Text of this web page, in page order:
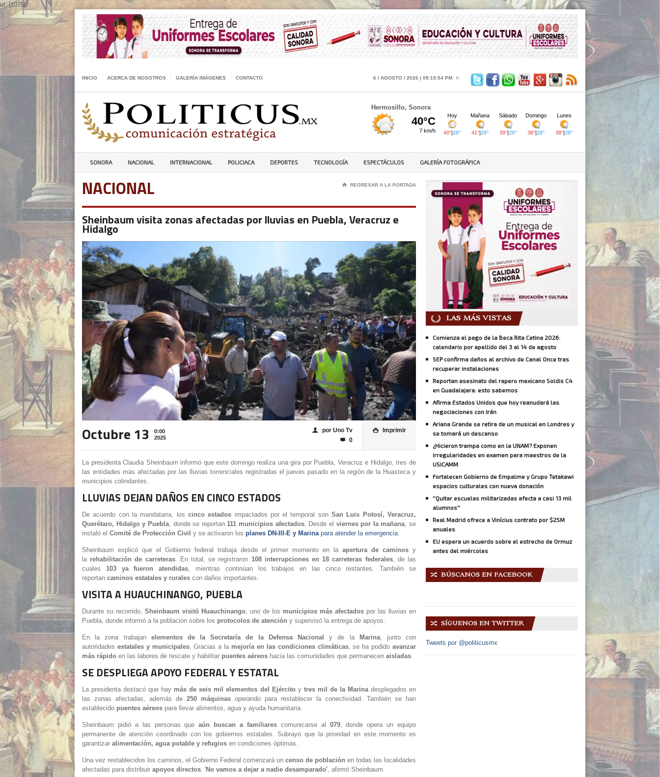
id: |10750
INICIO ACERCA DE NOSOTROS GALERÍA IMÁGENES CONTACTO 6 / AGOSTO / 2026 | 09:19:55 PM
Hermosillo, Sonora
SONORA NACIONAL INTERNACIONAL POLICIACA DEPORTES TECNOLOGÍA ESPECTÁCULOS GALERÍA FOTOGRÁFICA
NACIONAL ⌂ REGRESAR A LA PORTADA
Sheinbaum visita zonas afectadas por lluvias en Puebla, Veracruz e
Hidalgo
Octubre 13
0:00
2025
 Imprimir
👤 por Uno Tv
 0
La presidenta Claudia Sheinbaum informó que este domingo realiza una gira por Puebla, Veracruz e Hidalgo, tres de
las entidades más afectadas por las lluvias torrenciales registradas el jueves pasado en la región de la Huasteca y
municipios colindantes.
LLUVIAS DEJAN DAÑOS EN CINCO ESTADOS
De acuerdo con la mandataria, los cinco estados impactados por el temporal son San Luis Potosí, Veracruz,
Querétaro, Hidalgo y Puebla, donde se reportan 111 municipios afectados. Desde el viernes por la mañana, se
instaló el Comité de Protección Civil y se activaron los planes DN-III-E y Marina para atender la emergencia.
Sheinbaum explicó que el Gobierno federal trabaja desde el primer momento en la apertura de caminos y
la rehabilitación de carreteras. En total, se registraron 108 interrupciones en 18 carreteras federales, de las
cuales
103 ya fueron atendidas, mientras continúan los trabajos en las cinco restantes. También se
reportan caminos estatales y rurales con daños importantes.
VISITA A HUAUCHINANGO, PUEBLA
Durante su recorrido, Sheinbaum visitó Huauchinango, uno de los municipios más afectados por las lluvias en
Puebla, donde informó a la población sobre los protocolos de atención y supervisó la entrega de apoyos.
En la zona trabajan elementos de la Secretaría de la Defensa Nacional y de la Marina, junto con
autoridades estatales y municipales. Gracias a la mejoría en las condiciones climáticas, se ha podido avanzar
más rápido en las labores de rescate y habilitar puentes aéreos hacia las comunidades que permanecen aisladas.
SE DESPLIEGA APOYO FEDERAL Y ESTATAL
La presidenta destacó que hay más de seis mil elementos del Ejército y tres mil de la Marina desplegados en
las zonas afectadas, además de 250 máquinas operando para restablecer la conectividad. También se han
establecido puentes aéreos para llevar alimentos, agua y ayuda humanitaria.
Sheinbaum pidió a las personas que aún buscan a familiares comunicarse al 079, donde opera un equipo
permanente de atención coordinado con los gobiernos estatales. Subrayó que la prioridad en este momento es
garantizar alimentación, agua potable y refugios en condiciones óptimas.
Una vez restablecidos los caminos, el Gobierno Federal comenzará un censo de población en todas las localidades
afectadas para distribuir apoyos directos. 'No vamos a dejar a nadie desamparado', afirmó Sheinbaum.
LAS MÁS VISTAS
Comienza el pago de la Beca Rita Cetina 2026:
calendario por apellido del 3 al 14 de agosto
SEP confirma daños al archivo de Canal Once tras
recuperar instalaciones
Reportan asesinato del rapero mexicano Soldis C4
en Guadalajara: esto sabemos
Afirma Estados Unidos que hoy reanudará las
negociaciones con Irán
Ariana Grande se retira de un musical en Londres y
se tomará un descanso
¿Hicieron trampa como en la UNAM? Exponen
irregularidades en examen para maestros de la
USICAMM
Fortalecen Gobierno de Empalme y Grupo Tetakawi
espacios culturales con nueva donación
''Quitar escuelas militarizadas afecta a casi 13 mil
alumnos''
Real Madrid ofrece a Vinícius contrato por $25M
anuales
EU espera un acuerdo sobre el estrecho de Ormuz
antes del miércoles
🔀 BÚSCANOS EN FACEBOOK
🔀 SÍGUENOS EN TWITTER
Tweets por @politicusmx